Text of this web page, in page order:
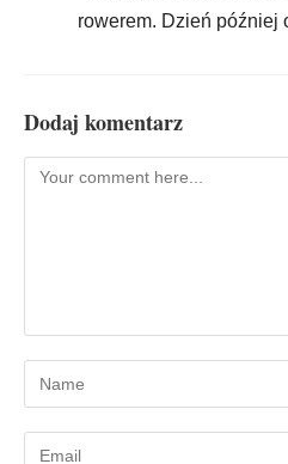
rowerem. Dzień później
Dodaj komentarz